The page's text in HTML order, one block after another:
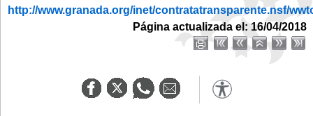
http://www.granada.org/inet/contratatransparente.nsf/
Página actualizada el: 16/04/2018